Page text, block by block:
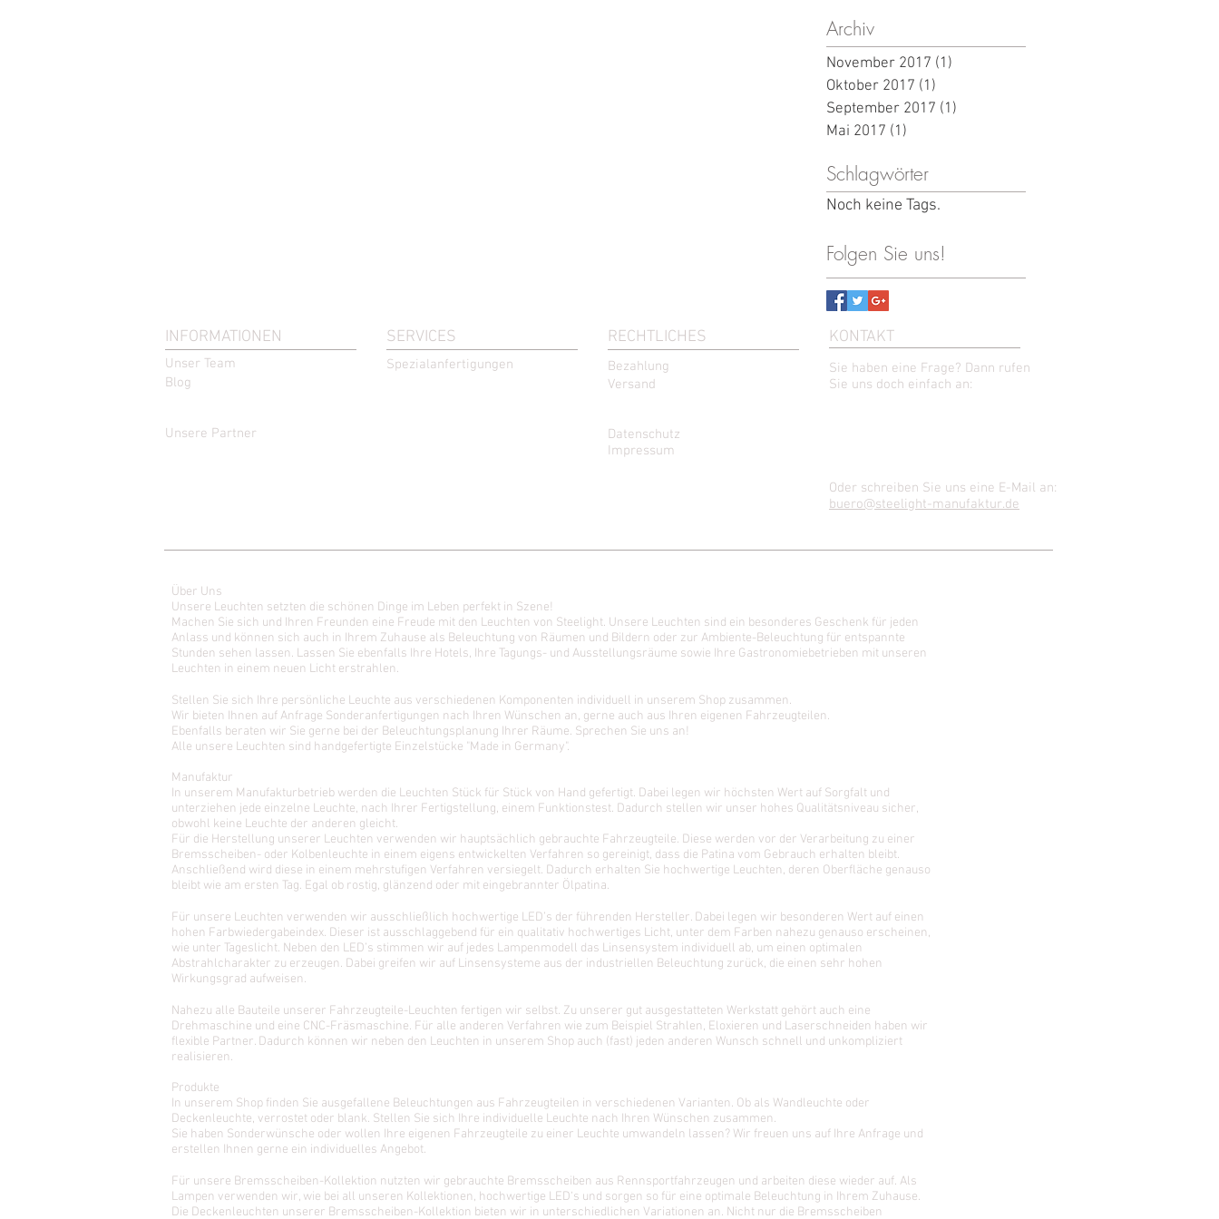
Archiv
November 2017 (1)
Oktober 2017 (1)
September 2017 (1)
Mai 2017 (1)
Schlagwörter
Noch keine Tags.
Folgen Sie uns!
INFORMATIONEN
Unser Team
Blog
Unsere Partner
SERVICES
Spezialanfertigungen
RECHTLICHES
Bezahlung
Versand
KONTAKT
Sie haben eine Frage? Dann rufen
Sie uns doch einfach an:
Datenschutz
Impressum
Oder schreiben Sie uns eine E-Mail an:
buero@steelight-manufaktur.de
Über Uns
Unsere Leuchten setzten die schönen Dinge im Leben perfekt in Szene!
Machen Sie sich und Ihren Freunden eine Freude mit den Leuchten von Steelight. Unsere Leuchten sind ein besonderes Geschenk für jeden
Anlass und können sich auch in Ihrem Zuhause als Beleuchtung von Räumen und Bildern oder zur Ambiente-Beleuchtung für entspannte
Stunden sehen lassen. Lassen Sie ebenfalls Ihre Hotels, Ihre Tagungs- und Ausstellungsräume sowie Ihre Gastronomiebetrieben mit unseren
Leuchten in einem neuen Licht erstrahlen.
Stellen Sie sich Ihre persönliche Leuchte aus verschiedenen Komponenten individuell in unserem Shop zusammen.
Wir bieten Ihnen auf Anfrage Sonderanfertigungen nach Ihren Wünschen an, gerne auch aus Ihren eigenen Fahrzeugteilen.
Ebenfalls beraten wir Sie gerne bei der Beleuchtungsplanung Ihrer Räume. Sprechen Sie uns an!
Alle unsere Leuchten sind handgefertigte Einzelstücke "Made in Germany".
Manufaktur
In unserem Manufakturbetrieb werden die Leuchten Stück für Stück von Hand gefertigt. Dabei legen wir höchsten Wert auf Sorgfalt und
unterziehen jede einzelne Leuchte, nach Ihrer Fertigstellung, einem Funktionstest. Dadurch stellen wir unser hohes Qualitätsniveau sicher,
obwohl keine Leuchte der anderen gleicht.
Für die Herstellung unserer Leuchten verwenden wir hauptsächlich gebrauchte Fahrzeugteile. Diese werden vor der Verarbeitung zu einer
Bremsscheiben- oder Kolbenleuchte in einem eigens entwickelten Verfahren so gereinigt, dass die Patina vom Gebrauch erhalten bleibt.
Anschließend wird diese in einem mehrstufigen Verfahren versiegelt. Dadurch erhalten Sie hochwertige Leuchten, deren Oberfläche genauso
bleibt wie am ersten Tag. Egal ob rostig, glänzend oder mit eingebrannter Ölpatina.
Für unsere Leuchten verwenden wir ausschließlich hochwertige LED’s der führenden Hersteller. Dabei legen wir besonderen Wert auf einen
hohen Farbwiedergabeindex. Dieser ist ausschlaggebend für ein qualitativ hochwertiges Licht, unter dem Farben nahezu genauso erscheinen,
wie unter Tageslicht. Neben den LED’s stimmen wir auf jedes Lampenmodell das Linsensystem individuell ab, um einen optimalen
Abstrahlcharakter zu erzeugen. Dabei greifen wir auf Linsensysteme aus der industriellen Beleuchtung zurück, die einen sehr hohen
Wirkungsgrad aufweisen.
Nahezu alle Bauteile unserer Fahrzeugteile-Leuchten fertigen wir selbst. Zu unserer gut ausgestatteten Werkstatt gehört auch eine
Drehmaschine und eine CNC-Fräsmaschine. Für alle anderen Verfahren wie zum Beispiel Strahlen, Eloxieren und Laserschneiden haben wir
flexible Partner. Dadurch können wir neben den Leuchten in unserem Shop auch (fast) jeden anderen Wunsch schnell und unkompliziert
realisieren.
Produkte
In unserem Shop finden Sie ausgefallene Beleuchtungen aus Fahrzeugteilen in verschiedenen Varianten. Ob als Wandleuchte oder
Deckenleuchte, verrostet oder blank. Stellen Sie sich Ihre individuelle Leuchte nach Ihren Wünschen zusammen.
Sie haben Sonderwünsche oder wollen Ihre eigenen Fahrzeugteile zu einer Leuchte umwandeln lassen? Wir freuen uns auf Ihre Anfrage und
erstellen Ihnen gerne ein individuelles Angebot.
Für unsere Bremsscheiben-Kollektion nutzten wir gebrauchte Bremsscheiben aus Rennsportfahrzeugen und arbeiten diese wieder auf. Als
Lampen verwenden wir, wie bei all unseren Kollektionen, hochwertige LED‘s und sorgen so für eine optimale Beleuchtung in Ihrem Zuhause.
Die Deckenleuchten unserer Bremsscheiben-Kollektion bieten wir in unterschiedlichen Variationen an. Nicht nur die Bremsscheiben